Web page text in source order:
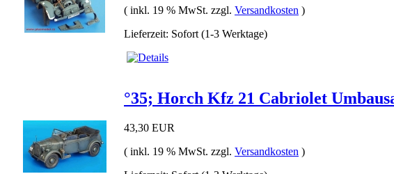
( inkl. 19 % MwSt. zzgl. Versandkosten )
Lieferzeit: Sofort (1-3 Werktage)
°35; Horch Kfz 21 Cabriolet
43,30 EUR
( inkl. 19 % MwSt. zzgl. Versandkosten )